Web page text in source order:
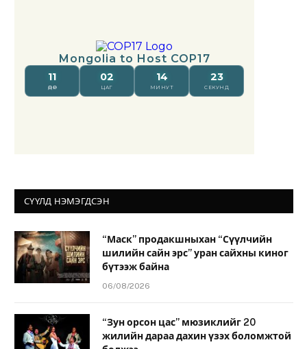
СҮҮЛД НЭМЭГДСЭН
“Маск” продакшныхан “Сүүлчийн
шилийн сайн эрс” уран сайхны киног
бүтээж байна
06/08/2026
“Зун орсон цас” мюзиклийг 20
жилийн дараа дахин үзэх боломжтой